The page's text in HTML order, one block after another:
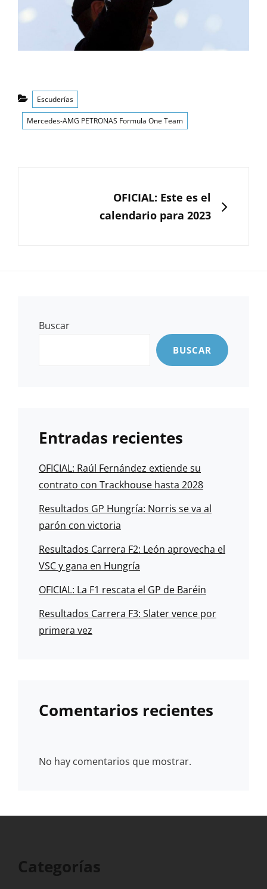
Categorías
Escuderías
Mercedes-AMG PETRONAS Formula One Team
OFICIAL: Este es el
calendario para 2023
Buscar
BUSCAR
Entradas recientes
OFICIAL: Raúl Fernández extiende su
contrato con Trackhouse hasta 2028
Resultados GP Hungría: Norris se va al
parón con victoria
Resultados Carrera F2: León aprovecha el
VSC y gana en Hungría
OFICIAL: La F1 rescata el GP de Baréin
Resultados Carrera F3: Slater vence por
primera vez
Comentarios recientes
No hay comentarios que mostrar.
Categorías